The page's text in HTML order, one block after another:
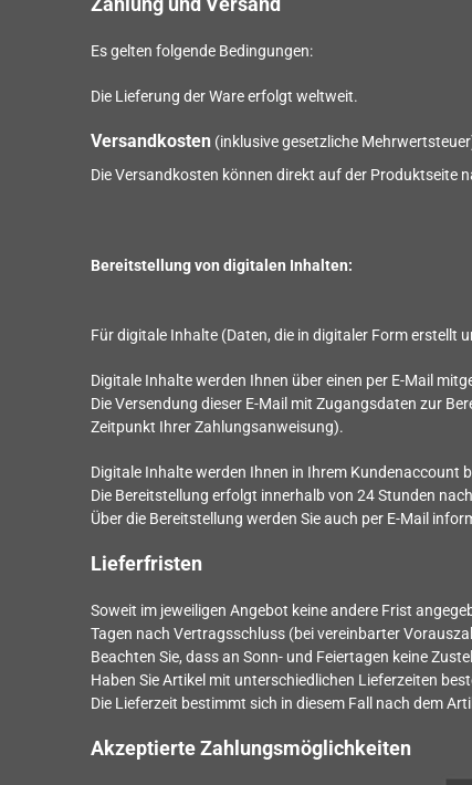
Es gelten folgende Bedingungen:
Die Lieferung der Ware erfolgt weltweit.
Versandkosten (inklusive gesetzliche
Die Versandkosten können direkt auf der Produktseite
Bereitstellung von digitalen Inhalten:
Für digitale Inhalte (Daten, die in digitaler Form erstellt
Digitale Inhalte werden Ihnen über einen per E-Mail
Die Versendung dieser E-Mail mit Zugangsdaten zur
Zeitpunkt Ihrer Zahlungsanweisung).
Digitale Inhalte werden Ihnen in Ihrem Kundenaccount
Die Bereitstellung erfolgt innerhalb von 24Stunden
Über die Bereitstellung werden Sie auch per E-Mail
Lieferfristen
Soweit im jeweiligen Angebot keine andere Frist
Tagen nach Vertragsschluss (bei vereinbarter
Beachten Sie, dass an Sonn- und Feiertagen keine
Haben Sie Artikel mit unterschiedlichen Lieferzeiten
Die Lieferzeit bestimmt sich in diesem Fall nach dem
Akzeptierte Zahlungsmöglichkeiten